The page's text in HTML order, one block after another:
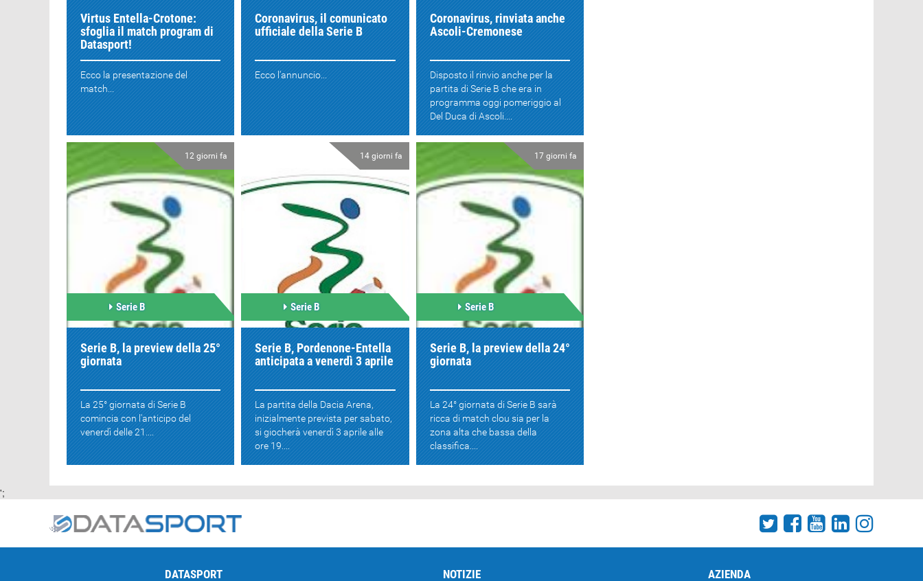
Virtus Entella-Crotone:
sfoglia il match program di
Datasport!
Ecco la presentazione del
match...
Coronavirus, il comunicato
ufficiale della Serie B
Ecco l'annuncio...
Coronavirus, rinviata anche
Ascoli-Cremonese
Disposto il rinvio anche per la
partita di Serie B che era in
programma oggi pomeriggio al
Del Duca di Ascoli....
12 giorni fa
Serie B
Serie B, la preview della 25°
giornata
La 25° giornata di Serie B
comincia con l'anticipo del
venerdì delle 21....
14 giorni fa
Serie B
Serie B, Pordenone-Entella
anticipata a venerdì 3 aprile
La partita della Dacia Arena,
inizialmente prevista per sabato,
si giocherà venerdì 3 aprile alle
ore 19....
17 giorni fa
Serie B
Serie B, la preview della 24°
giornata
La 24° giornata di Serie B sarà
ricca di match clou sia per la
zona alta che bassa della
classifica....
';
DATASPORT NOTIZIE AZIENDA